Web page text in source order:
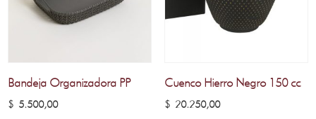
Bandeja Organizadora PP
$ 5.500,00
Cuenco Hierro Negro 150 cc
$20.250,00